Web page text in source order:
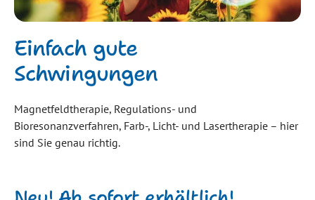
Einfach gute
Schwingungen
Magnetfeldtherapie, Regulations- und
Bioresonanzverfahren, Farb-, Licht- und Lasertherapie – hier
sind Sie genau richtig.